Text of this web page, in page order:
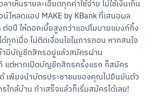
าเห็นรายละเอียดทุกค่าใช้จ่าย ไม่ใช้เงินเกิน
น์โหลดแอป MAKE by KBank ที่เสนอผล
อปี ให้ดอกเบี้ยสูงกว่าแอปโมบายแบงก์กิ้ง
ทุกเมื่อ ไม่ติดเงื่อนไขในการถอน หากสนใจ
ามีบัญชีกสิกรอยู่แล้วสมัครผ่าน
แต่หากเปิดบัญชีกสิกรครั้งแรก ก็สมัคร
ด้ เพียงนำบัตรประชาชนของคุณไปยืนยันตัว
ใกล้บ้าน ทำเสร็จแล้วก็เริ่มสมัครได้เลย!